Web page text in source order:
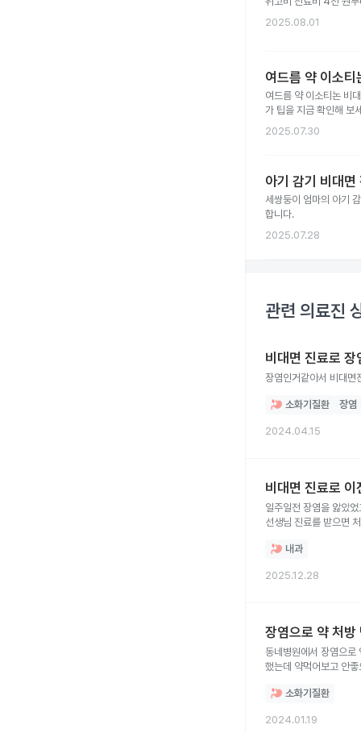
2025.08.01
여드름 약 이소
여드름 약 이소티논 비
가 팁을 지금 확인해 보
2025.07.30
아기 감기 비대
세쌍둥이 엄마의 아기
합니다.
2025.07.28
관련 의료진
비대면 진료로
장염인거같아서 비대면
소화기질환 장염
2024.04.15
비대면 진료로
일주일전 장염을 앓았
선생님 진료를 받으면
내과
2025.12.28
장염으로 약 처방
요?
동네병원에서 장염으로
했는데 약먹어보고 안
소화기질환
2024.01.19